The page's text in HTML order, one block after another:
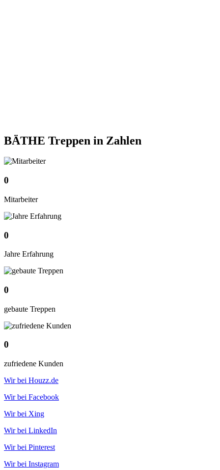
BÄTHE Treppen in Zahlen
0
Mitarbeiter
0
Jahre Erfahrung
0
gebaute Treppen
0
zufriedene Kunden
Wir bei Houzz.de
Wir bei Facebook
Wir bei Xing
Wir bei LinkedIn
Wir bei Pinterest
Wir bei Instagram